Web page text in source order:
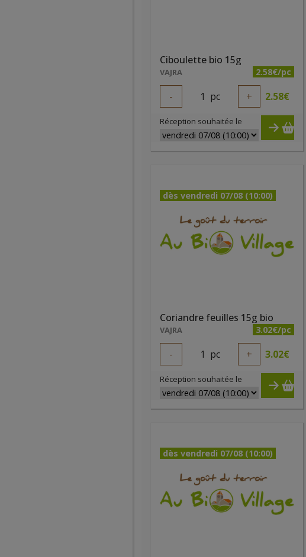
Ciboulette bio 15g
VAJRA 2.58€/pc
- 1 pc + 2.58€
Réception souhaitée le
dès vendredi 07/08 (10:00)
Coriandre feuilles 15g bio
VAJRA 3.02€/pc
- 1 pc + 3.02€
Réception souhaitée le
dès vendredi 07/08 (10:00)